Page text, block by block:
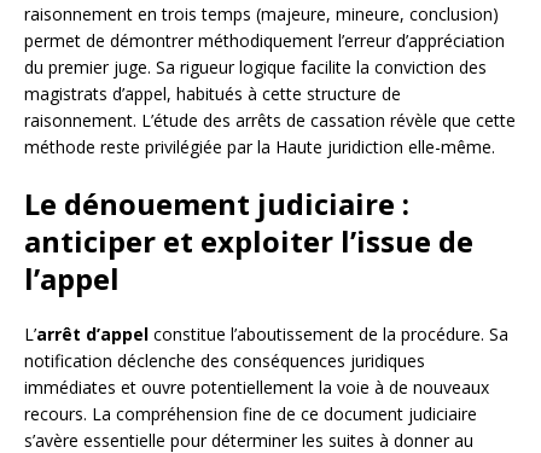
raisonnement en trois temps (majeure, mineure, conclusion)
permet de démontrer méthodiquement l’erreur d’appréciation
du premier juge. Sa rigueur logique facilite la conviction des
magistrats d’appel, habitués à cette structure de
raisonnement. L’étude des arrêts de cassation révèle que cette
méthode reste privilégiée par la Haute juridiction elle-même.
Le dénouement judiciaire :
anticiper et exploiter l’issue de
l’appel
L’arrêt d’appel constitue l’aboutissement de la procédure. Sa
notification déclenche des conséquences juridiques
immédiates et ouvre potentiellement la voie à de nouveaux
recours. La compréhension fine de ce document judiciaire
s’avère essentielle pour déterminer les suites à donner au